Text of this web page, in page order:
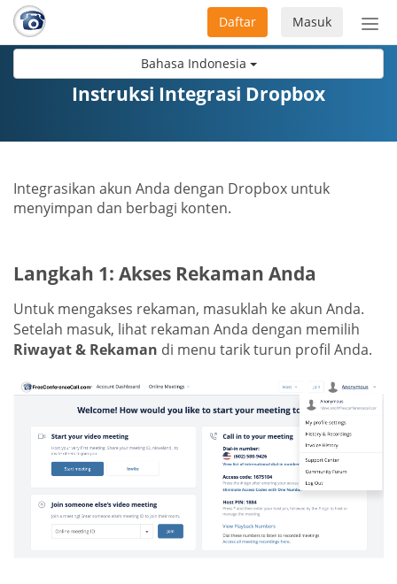
Bahasa Indonesia
Masuk
Daftar
Instruksi Integrasi Dropbox
Integrasikan akun Anda dengan Dropbox untuk
menyimpan dan berbagi konten.
Langkah 1: Akses Rekaman Anda
Untuk mengakses rekaman, masuklah ke akun Anda.
Setelah masuk, lihat rekaman Anda dengan memilih
Riwayat & Rekaman di menu tarik turun profil Anda.